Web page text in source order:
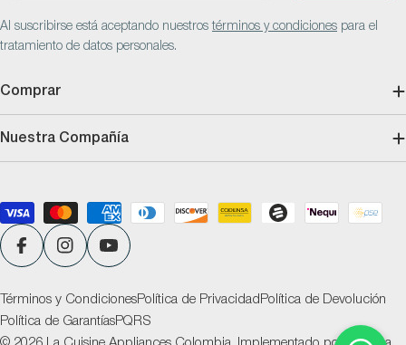
Al suscribirse está aceptando nuestrostérminos y condiciones para el
tratamiento de datos personales.
Comprar
Nuestra Compañía
Métodos
de
pagoFacebookInstagramYouTube
Términos y CondicionesPolítica de Privacidad Política de Devolución
Política de GarantíasPQRS